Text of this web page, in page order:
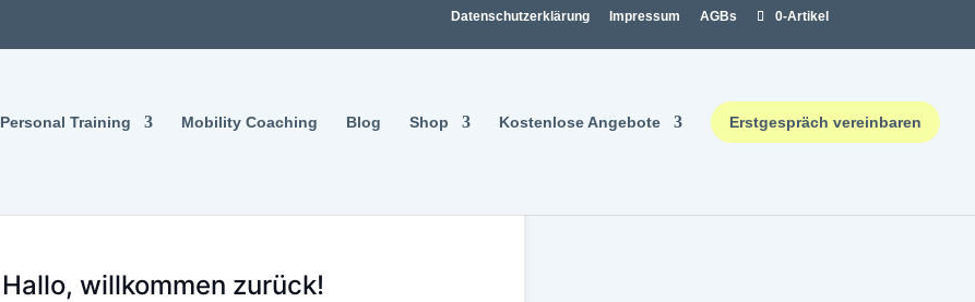
Datenschutzerklärung Impressum AGBs 0-Artikel
Personal Training Mobility Coaching Blog Shop Kostenlose Angebote Erstgespräch vereinbaren
Hallo, willkommen zurück!